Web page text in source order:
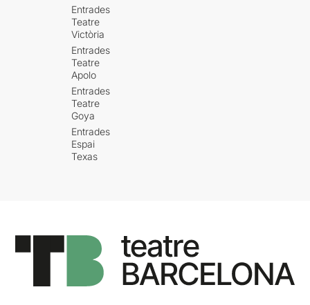
Entrades
Teatre
Victòria
Entrades
Teatre
Apolo
Entrades
Teatre
Goya
Entrades
Espai
Texas